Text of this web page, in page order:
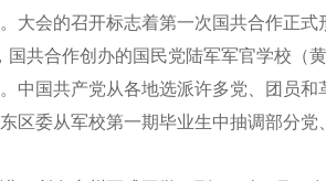
大会的召开标志着第一次国共合作正式
合作创办的国民党陆军军官学校（黄
中国共产党从各地选派许多党、团员
区委从军校第一期毕业生中抽调部分